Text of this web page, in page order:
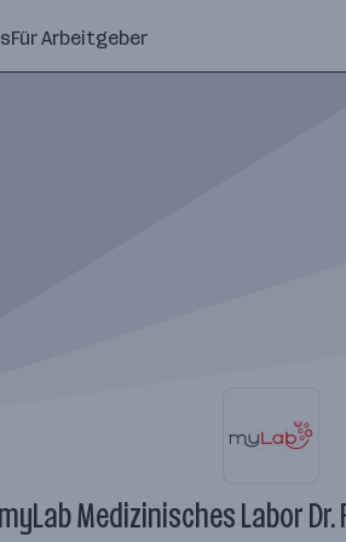
Für Arbeitgeber
myLab Medizinisches Labor Dr.